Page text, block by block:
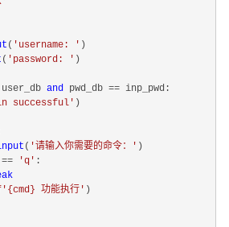
( 'username: ' )
( 'password: ' )
and pwd_db == inp_pwd:
successful' )
( '请输入你需要的命令：' )
'q' :
{cmd} 功能执行' )